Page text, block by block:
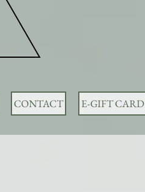
CONTACT E-GIFT CARD